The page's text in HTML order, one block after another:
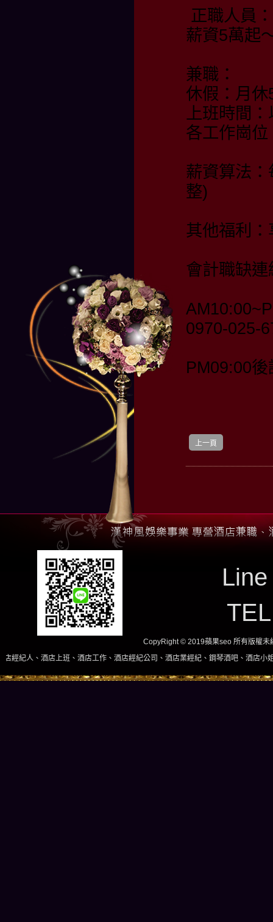
正職人員：
薪資5萬起
兼職：
休假：月休
上班時間
各工作崗位
薪資算法
整)
其他福利
會計職缺
0970-025-
PM09:00
上一頁
CopyRight © 2019蘋果seo 所有版權未
班、酒店工作、酒店經紀公司、酒店業經紀、鋼琴酒吧、酒店小姐、酒店兼職